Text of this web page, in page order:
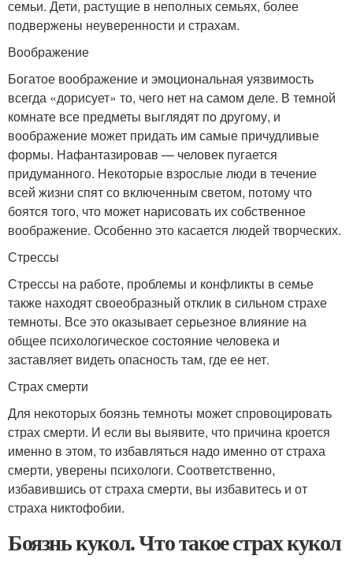
семьи. Дети, растущие в неполных семьях, более
подвержены неуверенности и страхам.
Воображение
Богатое воображение и эмоциональная уязвимость
всегда «дорисует» то, чего нет на самом деле. В темной
комнате все предметы выглядят по другому, и
воображение может придать им самые причудливые
формы. Нафантазировав — человек пугается
придуманного. Некоторые взрослые люди в течение
всей жизни спят со включенным светом, потому что
боятся того, что может нарисовать их собственное
воображение. Особенно это касается людей творческих.
Стрессы
Стрессы на работе, проблемы и конфликты в семье
также находят своеобразный отклик в сильном страхе
темноты. Все это оказывает серьезное влияние на
общее психологическое состояние человека и
заставляет видеть опасность там, где ее нет.
Страх смерти
Для некоторых боязнь темноты может спровоцировать
страх смерти. И если вы выявите, что причина кроется
именно в этом, то избавляться надо именно от страха
смерти, уверены психологи. Соответственно,
избавившись от страха смерти, вы избавитесь и от
страха никтофобии.
Боязнь кукол. Что такое страх кукол